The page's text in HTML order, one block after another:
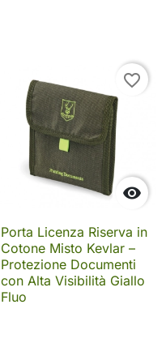

favorite_border
Porta Licenza Riserva in
Cotone Misto Kevlar –
Protezione Documenti
con Alta Visibilità Giallo
Fluo